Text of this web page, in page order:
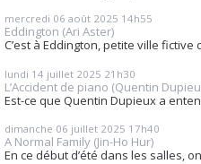
mercredi 06 août 2025 14h55
Eddington (Ari Aster)
C’est à Eddington, petite ville fictive
lundi 14 juillet 2025 21h30
L’Accident de piano (Quentin
Est-ce que Quentin Dupieux a
dimanche 06 juillet 2025 17h40
A Normal Family (Jin-Ho Hur)
En ce début d’été dans les salles,